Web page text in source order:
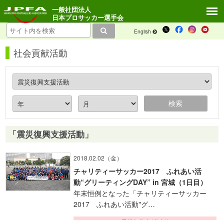
English
一般社団法人
日本プロサッカー選手会
社会貢献活動
「震災復興支援活動」
2018.02.02（金）
チャリティーサッカー2017 ふれあい活
動“グリーティングDAY” in 宮城（1日目）
年末恒例となった「チャリティーサッカー
2017 ふれあい活動"グ…